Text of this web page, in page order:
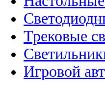
Трековые
Игровой